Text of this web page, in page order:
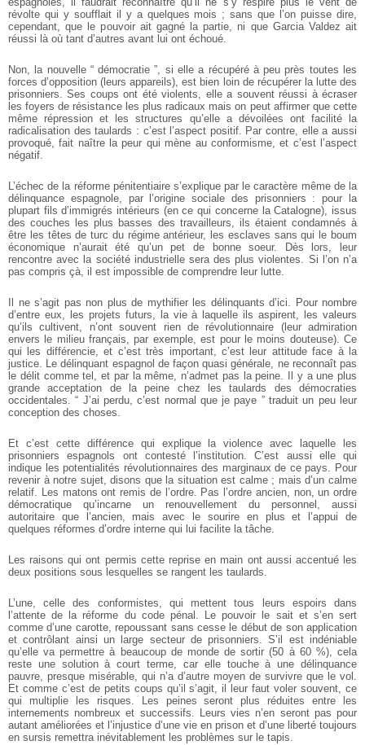
révolte qui y soufflait il y a quelques mois ; sans que l’on puisse dire,
cependant, que le pouvoir ait gagné la partie, ni que Garcia Valdez ait
réussi là où tant d’autres avant lui ont échoué.
Non, la nouvelle “ démocratie ”, si elle a récupéré à peu près toutes les
forces d’opposition (leurs appareils), est bien loin de récupérer la lutte des
prisonniers. Ses coups ont été violents, elle a souvent réussi à écraser
les foyers de résistance les plus radicaux mais on peut affirmer que cette
même répression et les structures qu’elle a dévoilées ont facilité la
radicalisation des taulards : c’est l’aspect positif. Par contre, elle a aussi
provoqué, fait naître la peur qui mène au conformisme, et c’est l’aspect
négatif.
L’échec de la réforme pénitentiaire s’explique par le caractère même de la
délinquance espagnole, par l’origine sociale des prisonniers : pour la
plupart fils d’immigrés intérieurs (en ce qui concerne la Catalogne), issus
des couches les plus basses des travailleurs, ils étaient condamnés à
être les têtes de turc du régime antérieur, les esclaves sans qui le boum
économique n’aurait été qu’un pet de bonne soeur. Dès lors, leur
rencontre avec la société industrielle sera des plus violentes. Si l’on n’a
pas compris çà, il est impossible de comprendre leur lutte.
Il ne s’agit pas non plus de mythifier les délinquants d’ici. Pour nombre
d’entre eux, les projets futurs, la vie à laquelle ils aspirent, les valeurs
qu’ils cultivent, n’ont souvent rien de révolutionnaire (leur admiration
envers le milieu français, par exemple, est pour le moins douteuse). Ce
qui les différencie, et c’est très important, c’est leur attitude face à la
justice. Le délinquant espagnol de façon quasi générale, ne reconnaît pas
le délit comme tel, et par la même, n’admet pas la peine. Il y a une plus
grande acceptation de la peine chez les taulards des démocraties
occidentales. “ J’ai perdu, c’est normal que je paye ” traduit un peu leur
conception des choses.
Et c’est cette différence qui explique la violence avec laquelle les
prisonniers espagnols ont contesté l’institution. C’est aussi elle qui
indique les potentialités révolutionnaires des marginaux de ce pays.
Pour
revenir à notre sujet, disons que la situation est calme ; mais d’un calme
relatif. Les matons ont remis de l’ordre. Pas l’ordre ancien, non, un ordre
démocratique qu’incarne un renouvellement du personnel, aussi
autoritaire que l’ancien, mais avec le sourire en plus et l’appui de
quelques réformes d’ordre interne qui lui facilite la tâche.
Les raisons qui ont permis cette reprise en main ont aussi accentué les
deux positions sous lesquelles se rangent les taulards.
L’une, celle des conformistes, qui mettent tous leurs espoirs dans
l’attente de la réforme du code pénal. Le pouvoir le sait et s’en sert
comme d’une carotte, repoussant sans cesse le début de son application
et contrôlant ainsi un large secteur de prisonniers. S’il est indéniable
qu’elle va permettre à beaucoup de monde de sortir (50 à 60 %), cela
reste une solution à court terme, car elle touche à une délinquance
pauvre, presque misérable, qui n’a d’autre moyen de survivre que le vol.
Et comme c’est de petits coups qu’il s’agit, il leur faut voler souvent, ce
qui multiplie les risques. Les peines seront plus réduites entre les
internements nombreux et successifs. Leurs vies n’en seront pas pour
autant améliorées et l’injustice d’une vie en prison et d’une liberté toujours
en sursis remettra inévitablement les problèmes sur le tapis.